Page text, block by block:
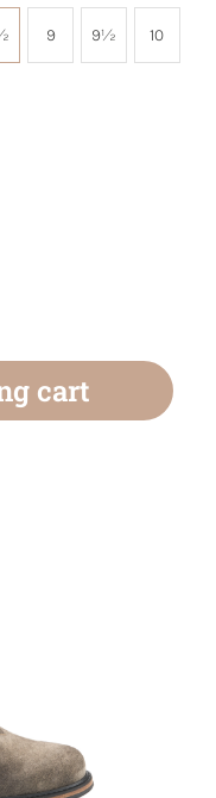
9 9½ 10
the desired
cart